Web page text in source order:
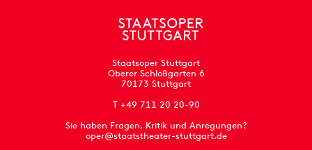
Staatsoper Stuttgart
Oberer Schloßgarten 6
70173 Stuttgart
T +49 711 20 20-90
Sie haben Fragen, Kritik und Anregungen?
oper@staatstheater-stuttgart.de